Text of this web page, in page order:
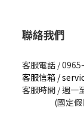
聯絡我們
客服電話 /
客服信箱 /
客服時間 / 週一
(國定假日